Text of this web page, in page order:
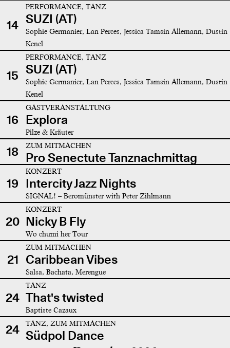
14
PERFORMANCE, TANZ
SUZI (AT)
Sophie Germanier, Lan Perces, Jessica Tamsin Allemann, Dustin
Kenel
15
PERFORMANCE, TANZ
SUZI (AT)
Sophie Germanier, Lan Perces, Jessica Tamsin Allemann, Dustin
Kenel
16
GASTVERANSTALTUNG
Explora
Pilze & Kräuter
18 ZUM MITMACHEN
Pro Senectute Tanznachmittag
19
KONZERT
Intercity Jazz Nights
SIGNAL! – Beromünster with Peter Zihlmann
20
KONZERT
Nicky B Fly
Wo chumi her Tour
21
ZUM MITMACHEN
Caribbean Vibes
Salsa, Bachata, Merengue
24
TANZ
That's twisted
Baptiste Cazaux
24 TANZ, ZUM MITMACHEN
Südpol Dance